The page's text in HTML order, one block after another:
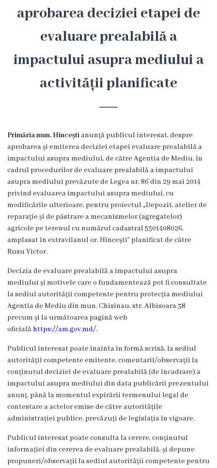
Hîncești
Simbolurile
orașului
Așezarea
orașului
Potențial
turistic
Orașe
înfrățite
Cetățeni
de
onoare
Primăria
Primarul
Adresează
o
întrebare
Orele
de
audiență
aprobarea deciziei etapei de
evaluare prealabilă a
impactului asupra mediului a
activității planificate
Primăria mun. Hînceștianunță publicul interesat, despre
aprobarea și emiterea deciziei etapei evaluare prealabilă a
impactului asupra mediului, de către Agentia de Mediu, în
cadrul procedurilor de evaluare prealabilă a impactului
asupra mediului prevăzute de Legea nr. 86 din 29 mai 2014
privind evaluarea impactului asupra mediului, cu
modificările ulterioare, pentru proiectul „Depozit, atelier de
reparație și de păstrare a mecanismelor (agregatelor)
agricole pe terenul cu numărul cadastral 5301408026,
amplasat în extravilanul or. Hîncești” planificat de către
Rusu Victor.
Decizia de evaluare prealabilă a impactului asupra
mediului și motivele care o fundamentează pot fi consultate
la sediul autorității competente pentru protecția mediului
Agentia de Mediu din mun. Chisinau, str. Albisoara 38
precum și la următoarea pagină web
oficialăhttps://am.gov.md/.
Publicul interesat poate înainta în formă scrisă, la sediul
autorității competente emitente, comentarii/observații la
conținutul deciziei de evaluare prealabilă (de încadrare) a
impactului asupra mediului din data publicării prezentului
anunț, până la momentul expirării termenului legal de
contestare a actelor emise de către autoritățile
administrației publice, prevăzuți de legislația în vigoare.
Publicul interesat poate consulta la cerere, conținutul
informației din cererea de evaluare prealabilă, și depune
propuneri/observații la sediul autorității competente pentru